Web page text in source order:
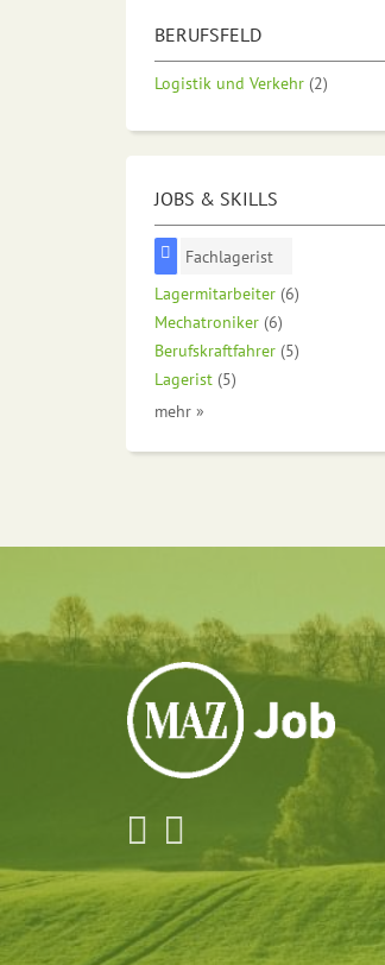
BERUFSFELD
Logistik und Verkehr (2)
JOBS & SKILLS
Fachlagerist
Lagermitarbeiter (6)
Mechatroniker (6)
Berufskraftfahrer (5)
Lagerist (5)
mehr »